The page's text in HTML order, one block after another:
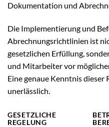
Dokumentation und
Die Implementierung und
Abrechnungsrichtlinien ist
gesetzlichen Erfüllung,
und Mitarbeiter vor
Eine genaue Kenntnis dieser
unerlässlich.
GESETZLICHE
REGELUNG